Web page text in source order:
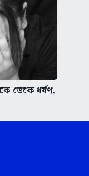
ডেকে ধর্ষণ,